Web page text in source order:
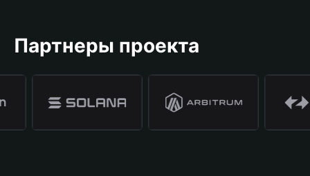
Партнеры проекта